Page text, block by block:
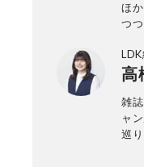
ほ
つ
高
雑
ャ
巡